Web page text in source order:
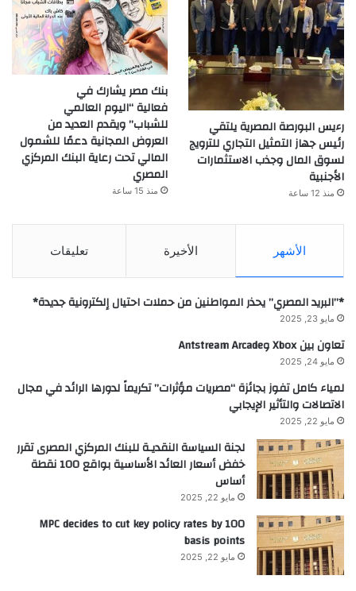
رءيس البورصة المصرية يلتقي
رئيس جهاز التمثيل التجاري للترويج
لسوق المال وجذب الاستثمارات
الأجنبية
منذ 12 ساعة
بنك مصر يشارك في
فعالية “اليوم العالمي
للشباب” ويقدم العديد من
العروض المجانية دعمًا للشمول
المالي تحت رعاية البنك المركزي
المصري
منذ 15 ساعة
الأشهر الأخيرة تعليقات
*”البريد المصري” يحذر المواطنين من حملات احتيال إلكترونية جديدة*
مايو 23, 2025
تعاون بين Xbox وAntstream Arcade
مايو 24, 2025
لمياء كامل تفوز بجائزة “مصريات مؤثرات” تكريماً لدورها الرائد في مجال
الاتصالات والتأثير الإيجابي
مايو 22, 2025
لجنة السياسة النقديـة للبنك المركزي المصرى تقرر
خفض أسعار العائد الأساسية بواقع 100 نقطة
أساس
مايو 22, 2025
MPC decides to cut key policy rates by 100
basis points
مايو 22, 2025